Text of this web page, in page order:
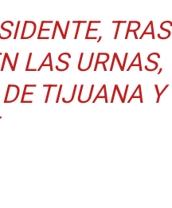
TRAS
LAS URNAS,
TIJUANA Y